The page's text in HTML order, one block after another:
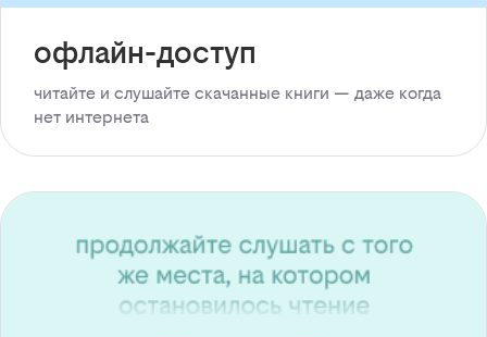
офлайн-доступ
читайте и слушайте скачанные книги — даже когда
нет интернета